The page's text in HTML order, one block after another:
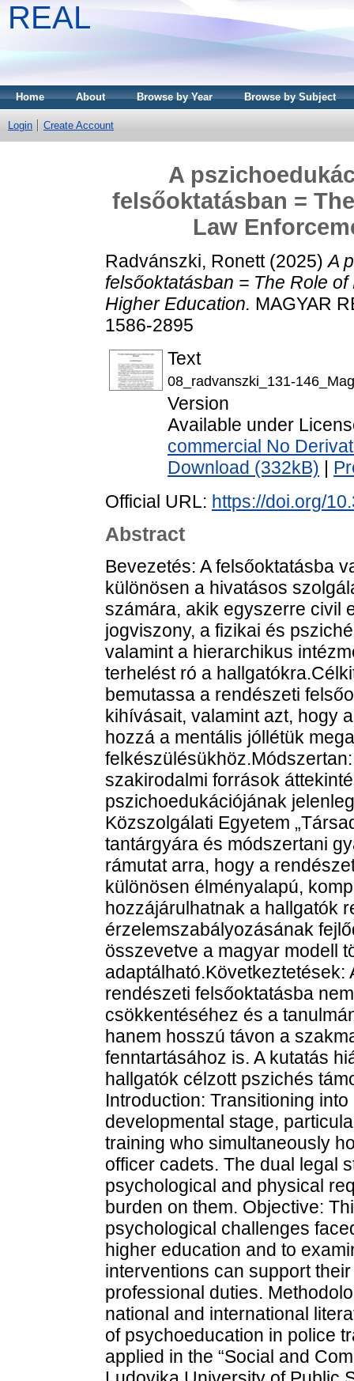
REAL
Home About Browse by Year Browse by Subject
Login Create Account
A
felsőoktatásban =
Law
Radvánszki, Ronett(2025)A
felsőoktatásban = The Role
Higher Education. MAGYAR
1586-2895
Text
08_radvanszki_131-
Version
Available under
commercial No
Download (332kB)
Official URL: https://doi.org/
Abstract
Bevezetés: A felsőoktatásba
különösen a hivatásos
számára, akik egyszerre civil
jogviszony, a fizikai és
valamint a hierarchikus
terhelést ró a
bemutassa a rendészeti
kihívásait, valamint azt, hogy
hozzá a mentális jóllétük
szakirodalmi források
pszichoedukációjának
Közszolgálati Egyetem
tantárgyára és módszertani
rámutat arra, hogy a
különösen élményalapú,
hozzájárulhatnak a hallgatók
érzelemszabályozásának
összevetve a magyar modell
rendészeti felsőoktatásba
csökkentéséhez és a
hanem hosszú távon a
fenntartásához is. A kutatás
hallgatók célzott pszichés
Introduction: Transitioning
developmental stage,
training who simultaneously
officer cadets. The dual legal
psychological and physical
burden on them. Objective:
psychological challenges
higher education and to
interventions can support
professional duties.
national and international
of psychoeducation in police
applied in the “Social and